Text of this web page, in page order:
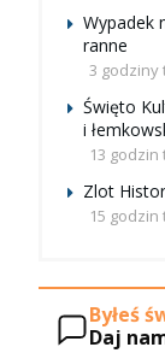
Wypadek
ranne
3 godziny
Święto
i
13 godzin
Zlot
15 godzin
Byłeś
Daj